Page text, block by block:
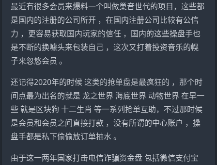
最近有很多会员来爆料一个叫做巢音世代的项目，这些都
是国内的注册的公司所开 ，在国内注册公司比较有公信
力 ，更容易获取国内玩家的信任 ，国内的这些操盘手也
是不断的换噱头来包装自己 ，这次又打着投资音乐的幌
子来忽悠会员 。
还记得2020年的时候 这类的抢单盘是最疯狂的 ，那个时
间点最为出名的就是 龙之世界 海底世界 动物世界 在早一
些 就是区块狗 十二生肖 等一系列抢单互助，不过那时候
是会员和会员之间直接打款 ，没有所谓的中心账户 ，操
盘手都是私下偷偷放订单抽水 。
由于这一两年国家打击电信诈骗资金盘 包括微信支付宝